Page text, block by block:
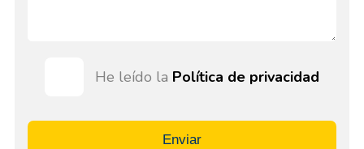
He leído la Política de privacidad
Enviar